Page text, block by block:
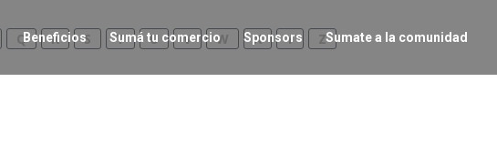
Beneficios Sumá tu comercio Sponsors Sumate a la comunidad
Q R S T U V W X Y Z